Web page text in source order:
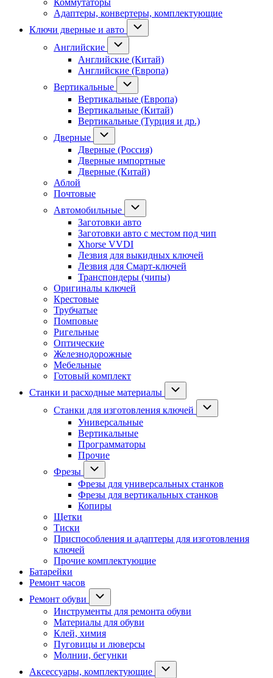
Коммутаторы
Адаптеры, конвертеры, комплектующие
Ключи дверные и авто
Английские
Английские (Китай)
Английские (Европа)
Вертикальные
Вертикальные (Европа)
Вертикальные (Китай)
Вертикальные (Турция и др.)
Дверные
Дверные (Россия)
Дверные импортные
Дверные (Китай)
Аблой
Почтовые
Автомобильные
Заготовки авто
Заготовки авто с местом под чип
Xhorse VVDI
Лезвия для выкидных ключей
Лезвия для Смарт-ключей
Транспондеры (чипы)
Оригиналы ключей
Крестовые
Трубчатые
Помповые
Ригельные
Оптические
Железнодорожные
Мебельные
Готовый комплект
Станки и расходные материалы
Станки для изготовления ключей
Универсальные
Вертикальные
Программаторы
Прочие
Фрезы
Фрезы для универсальных станков
Фрезы для вертикальных станков
Копиры
Щетки
Тиски
Приспособления и адаптеры для изготовления
ключей
Прочие комплектующие
Батарейки
Ремонт часов
Ремонт обуви
Инструменты для ремонта обуви
Материалы для обуви
Клей, химия
Пуговицы и люверсы
Молнии, бегунки
Аксессуары, комплектующие